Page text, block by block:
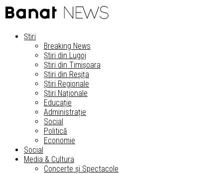
Știri
Breaking News
Știri din Lugoj
Știri din Timișoara
Știri din Reșița
Știri Regionale
Știri Naționale
Educație
Administrație
Social
Politică
Economie
Social
Media & Cultura
Concerte și Spectacole